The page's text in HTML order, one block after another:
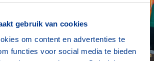
gebruik van cookies
om content en advertenties te
functies voor social media te bieden